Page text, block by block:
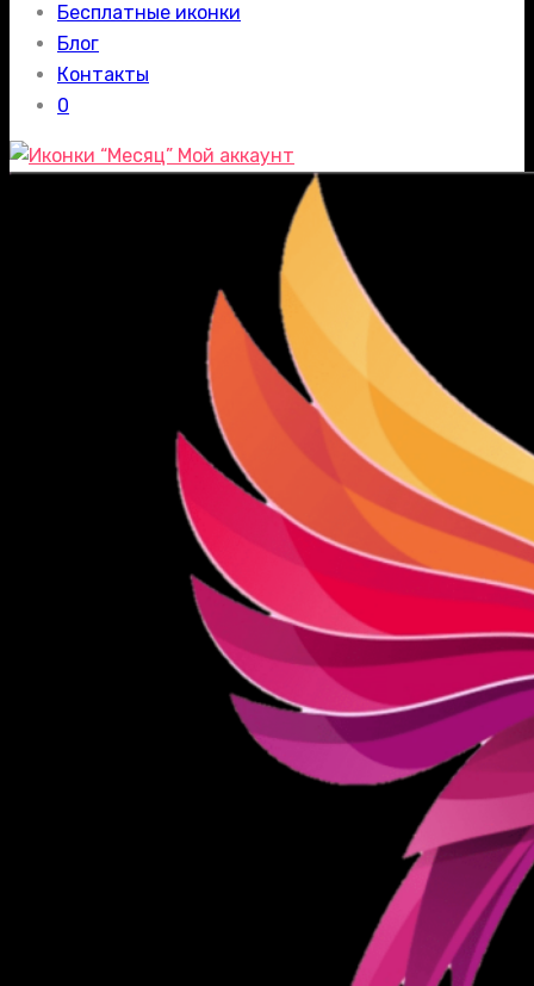
Бесплатные иконки
Блог
Контакты
0
Мой аккаунт